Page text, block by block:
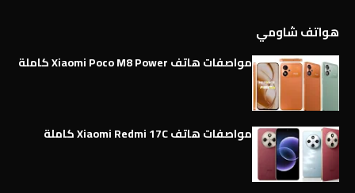
هواتف شاومي
مواصفات هاتف Xiaomi Poco M8 Power كاملة
مواصفات هاتف Xiaomi Redmi 17C كاملة